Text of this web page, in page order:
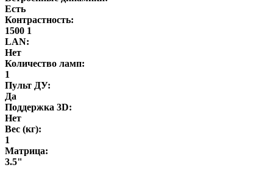
Есть
Контрастность:
1500 1
LAN:
Нет
Количество ламп:
1
Пульт ДУ:
Да
Поддержка 3D:
Нет
Вес (кг):
1
Матрица:
3.5"